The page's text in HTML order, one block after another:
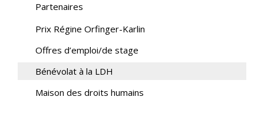
Partenaires
Prix Régine Orfinger-Karlin
Offres d’emploi/de stage
Bénévolat à la LDH
Maison des droits humains